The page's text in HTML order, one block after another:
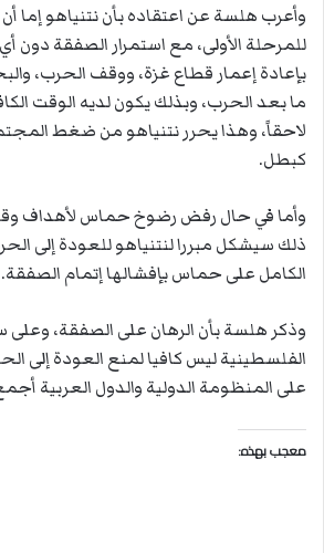
وأعرب هلسة عن اعتقاده بأن نتنياهو
للمرحلة الأولى، مع استمرار الصفقة دون
بإعادة إعمار قطاع غزة، ووقف الحرب،
ما بعد الحرب، وبذلك يكون لديه الوقت
لاحقاً، وهذا يحرر نتنياهو من ضغط
كبطل.
وأما في حال رفض رضوخ حماس لأهداف
ذلك سيشكل مبررا لنتنياهو للعودة إلى
الكامل على حماس بإفشالها إتمام الصفقة.
وذكر هلسة بأن الرهان على الصفقة، وعلى
الفلسطينية ليس كافيا لمنع العودة إلى
على المنظومة الدولية والدول العربية
معجب بهذه: